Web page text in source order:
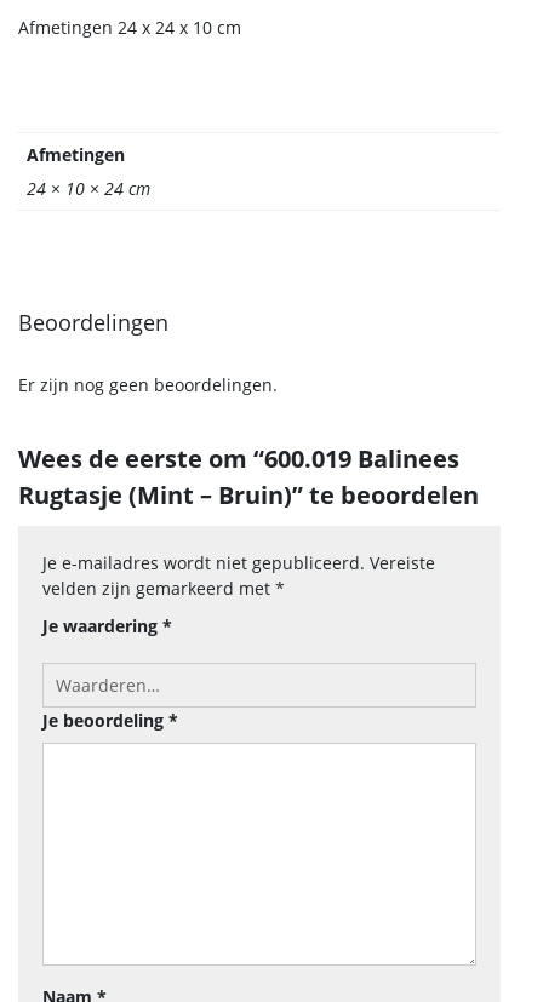
Afmetingen 24 x 24 x 10 cm
Afmetingen
24 × 10 × 24 cm
Beoordelingen
Er zijn nog geen beoordelingen.
Wees de eerste om “600.019 Balinees
Rugtasje (Mint – Bruin)” te beoordelen
Je e-mailadres wordt niet gepubliceerd. Vereiste
velden zijn gemarkeerd met *
Je waardering *
Je beoordeling *
Naam *